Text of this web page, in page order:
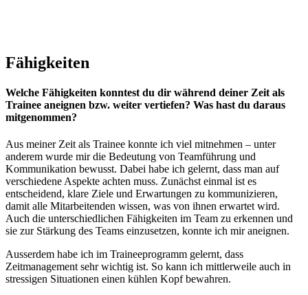
Fähigkeiten
Welche Fähigkeiten konntest du dir während deiner Zeit als
Trainee aneignen bzw. weiter vertiefen? Was hast du daraus
mitgenommen?
Aus meiner Zeit als Trainee konnte ich viel mitnehmen – unter
anderem wurde mir die Bedeutung von Teamführung und
Kommunikation bewusst. Dabei habe ich gelernt, dass man auf
verschiedene Aspekte achten muss. Zunächst einmal ist es
entscheidend, klare Ziele und Erwartungen zu kommunizieren,
damit alle Mitarbeitenden wissen, was von ihnen erwartet wird.
Auch die unterschiedlichen Fähigkeiten im Team zu erkennen und
sie zur Stärkung des Teams einzusetzen, konnte ich mir aneignen.
Ausserdem habe ich im Traineeprogramm gelernt, dass
Zeitmanagement sehr wichtig ist. So kann ich mittlerweile auch in
stressigen Situationen einen kühlen Kopf bewahren.